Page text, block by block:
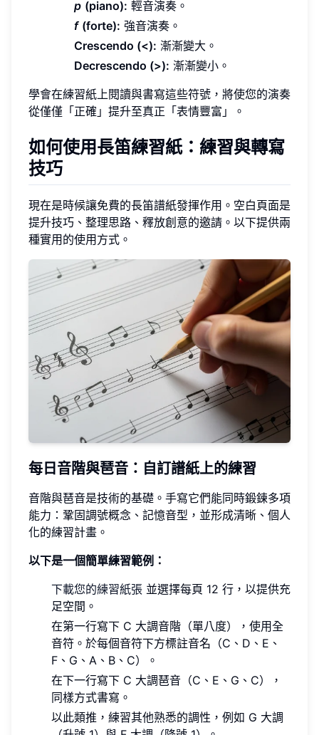
p (piano): 輕音演奏。
f (forte): 強音演奏。
Crescendo (<): 漸漸變大。
Decrescendo (>): 漸漸變小。
學會在練習紙上閱讀與書寫這些符號，將使您的演奏
從僅僅「正確」提升至真正「表情豐富」。
如何使用長笛練習紙：練習與轉寫
技巧
現在是時候讓免費的長笛譜紙發揮作用。空白頁面是
提升技巧、整理思路、釋放創意的邀請。以下提供兩
種實用的使用方式。
每日音階與琶音：自訂譜紙上的練習
音階與琶音是技術的基礎。手寫它們能同時鍛鍊多項
能力：鞏固調號概念、記憶音型，並形成清晰、個人
化的練習計畫。
以下是一個簡單練習範例：
下載您的練習紙張 並選擇每頁 12 行，以提供充
足空間。
在第一行寫下 C 大調音階（單八度），使用全
音符。於每個音符下方標註音名（C、D、E、
F、G、A、B、C）。
在下一行寫下 C 大調琶音（C、E、G、C），
同樣方式書寫。
以此類推，練習其他熟悉的調性，例如 G 大調